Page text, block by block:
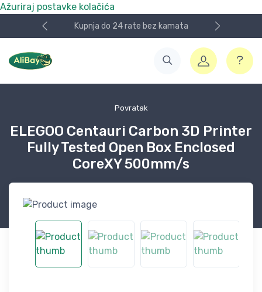
Ažuriraj postavke kolačića
Kupnja do 24 rate bez kamata
Povratak
ELEGOO Centauri Carbon 3D Printer
Fully Tested Open Box Enclosed
CoreXY 500mm/s